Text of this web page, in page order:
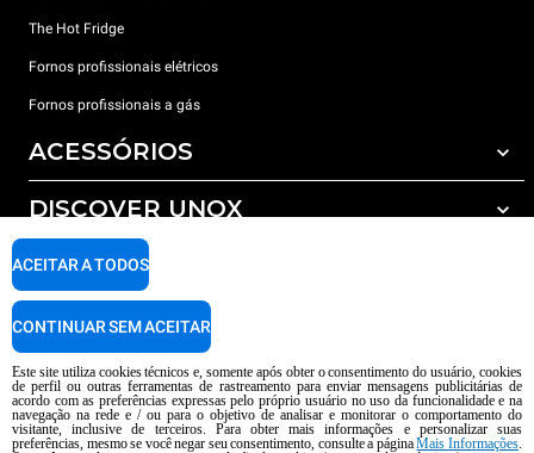
The Hot Fridge
Fornos profissionais elétricos
Fornos profissionais a gás
ACESSÓRIOS
Todos os acessórios
Detergents for automatic washing
Detergents for manual washing
Water treatment with resin filters
DISCOVER UNOX
Os nossos escritórios no mundo
SUPPORT
Garantia Unox
Encontre os Centros Service
AI Content Disclaimer Privacy policy Cookie policy
Este site utiliza cookies técnicos e, somente após obter o consentimento do usuário, cookies
de perfil ou outras ferramentas de rastreamento para enviar mensagens publicitárias de
acordo com as preferências expressas pelo próprio usuário no uso da funcionalidade e na
navegação na rede e / ou para o objetivo de analisar e monitorar o comportamento do
visitante, inclusive de terceiros. Para obter mais informações e personalizar suas
preferências, mesmo se você negar seu consentimento, consulte a páginaMais Informações.
ACEITAR A TODOS
CONTINUAR SEM ACEITAR